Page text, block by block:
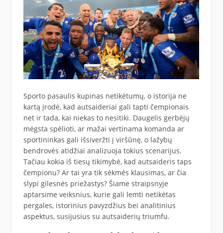
Sporto pasaulis kupinas netikėtumų, o istorija ne
kartą įrodė, kad autsaideriai gali tapti čempionais
net ir tada, kai niekas to nesitiki. Daugelis gerbėjų
mėgsta spėlioti, ar mažai vertinama komanda ar
sportininkas gali išsiveržti į viršūnę, o lažybų
bendrovės atidžiai analizuoja tokius scenarijus.
Tačiau kokia iš tiesų tikimybė, kad autsaideris taps
čempionu? Ar tai yra tik sėkmės klausimas, ar čia
slypi gilesnės priežastys? Šiame straipsnyje
aptarsime veiksnius, kurie gali lemti netikėtas
pergales, istorinius pavyzdžius bei analitinius
aspektus, susijusius su autsaiderių triumfu.